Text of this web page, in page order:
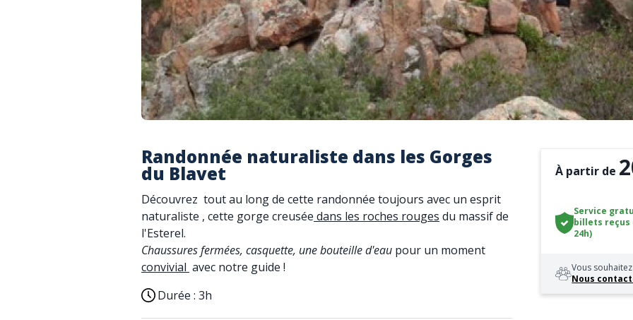
Randonnée naturaliste dans les Gorges
du Blavet
Découvrez tout au long de cette randonnée toujours avec un esprit
naturaliste , cette gorge creusée dans les roches rouges du massif de
l'Esterel.
Chaussures fermées, casquette, une bouteille d'eau pour un moment
convivial avec notre guide !
Durée : 3h
À partir de
Service
billets reçus
24h)
Vous
Nous